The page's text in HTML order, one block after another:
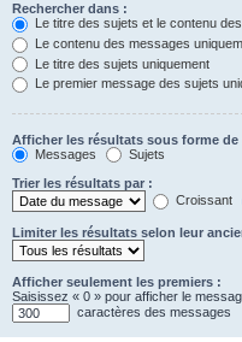
Rechercher dans :
Le titre des sujets et le contenu
Le contenu des messages
Le titre des sujets uniquement
Le premier message des sujets
Afficher les résultats sous forme de
Messages
Sujets
Trier les résultats par :
Croissant
Limiter les résultats selon leur
Afficher seulement les premiers :
Saisissez « 0 » pour afficher le
caractères des messages